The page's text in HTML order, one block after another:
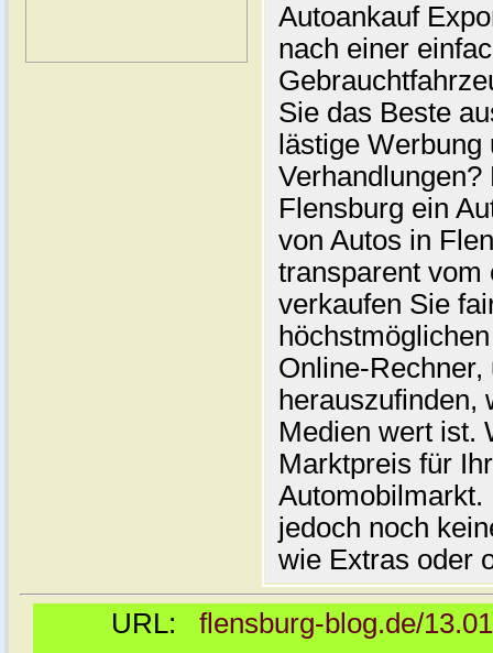
Autoankauf
nach einer
Sie das Beste
lästige
Flensburg ein
von Autos in
transparent vom
verkaufen Sie
Online-
herauszufinden,
Medien wert ist.
Marktpreis für
jedoch noch
wie Extras oder
URL: flensburg-blog.de/